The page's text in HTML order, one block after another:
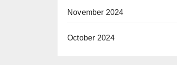
November 2024
October 2024